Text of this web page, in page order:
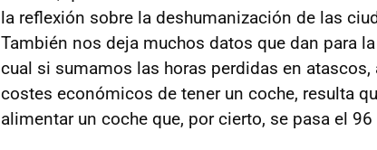
la reflexión sobre la deshumanización de las
También nos deja muchos datos que dan para
cual si sumamos las horas perdidas en
costes económicos de tener un coche, resulta
alimentar un coche que, por cierto, se pasa el